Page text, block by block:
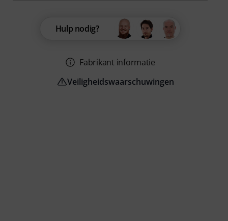
Hulp nodig?
Fabrikant informatie
Veiligheidswaarschuwingen